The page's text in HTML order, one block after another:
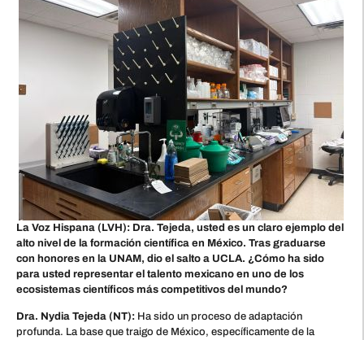
La Voz Hispana (LVH): Dra. Tejeda, usted es un claro ejemplo del
alto nivel de la formación científica en México. Tras graduarse
con honores en la UNAM, dio el salto a UCLA. ¿Cómo ha sido
para usted representar el talento mexicano en uno de los
ecosistemas científicos más competitivos del mundo?
Dra. Nydia Tejeda (NT): Ha sido un proceso de adaptación
profunda. La base que traigo de México, específicamente de la